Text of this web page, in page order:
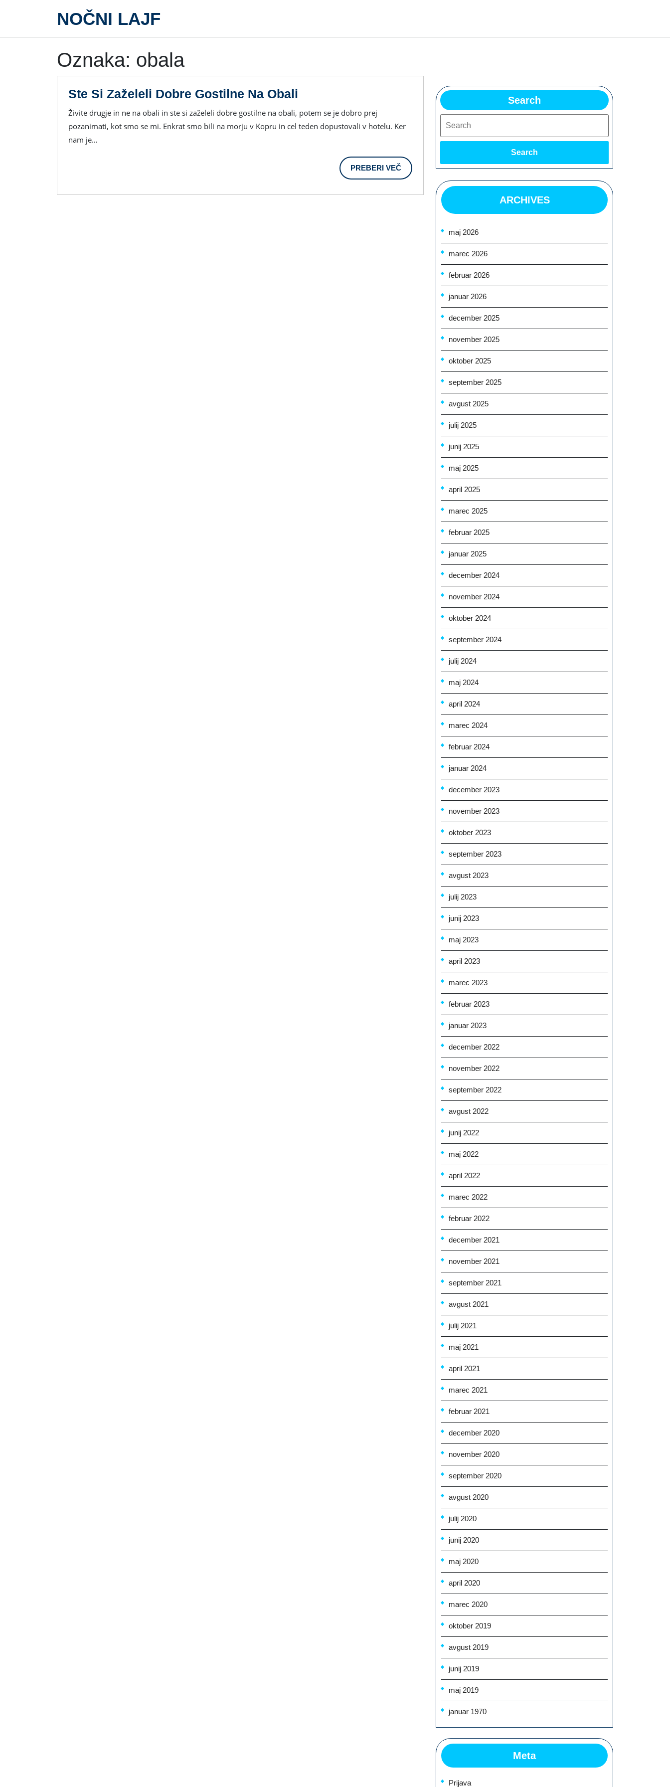
NOČNI LAJF
Oznaka: obala
Ste Si Zaželeli Dobre Gostilne Na Obali
Si
Zaželeli
Živite drugje in ne na obali in ste si zaželeli dobre gostilne na obali, potem se je dobro prej
pozanimati, kot smo se mi. Enkrat smo bili na morju v Kopru in cel teden dopustovali v hotelu. Ker
nam je…
PREBERI VEČPREBERI
VEČ
Search
Search
ARCHIVES
maj 2026
marec 2026
februar 2026
januar 2026
december 2025
november 2025
oktober 2025
september 2025
avgust 2025
julij 2025
junij 2025
maj 2025
april 2025
marec 2025
februar 2025
januar 2025
december 2024
november 2024
oktober 2024
september 2024
julij 2024
maj 2024
april 2024
marec 2024
februar 2024
januar 2024
december 2023
november 2023
oktober 2023
september 2023
avgust 2023
julij 2023
junij 2023
maj 2023
april 2023
marec 2023
februar 2023
januar 2023
december 2022
november 2022
september 2022
avgust 2022
junij 2022
maj 2022
april 2022
marec 2022
februar 2022
december 2021
november 2021
september 2021
avgust 2021
julij 2021
maj 2021
april 2021
marec 2021
februar 2021
december 2020
november 2020
september 2020
avgust 2020
julij 2020
junij 2020
maj 2020
april 2020
marec 2020
oktober 2019
avgust 2019
junij 2019
maj 2019
januar 1970
Meta
Prijava